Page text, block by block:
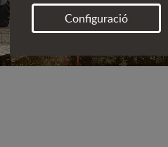
Configuració